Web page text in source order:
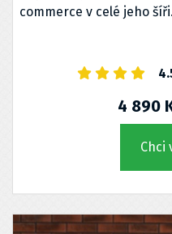
commerce v celé jeho šíři.
4 890
Chci